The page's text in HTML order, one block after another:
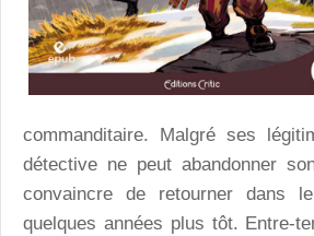
commanditaire. Malgré ses
détective ne peut abandonner
convaincre de retourner dans
quelques années plus tôt. Entre-